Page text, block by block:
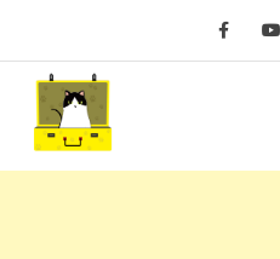
content
嘿 我要
Life